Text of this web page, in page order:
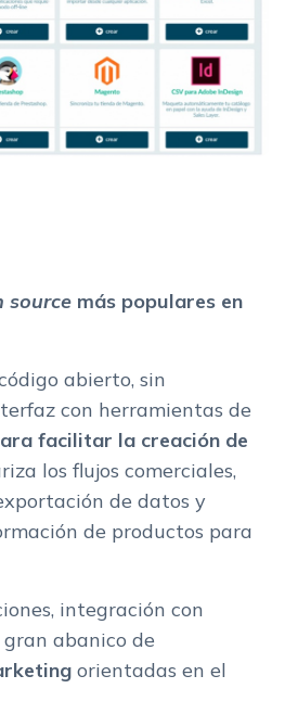
source más populares en
abierto, sin
con herramientas de
facilitar la creación de
los flujos comerciales,
de datos y
de productos para
integración con
abanico de
orientadas en el